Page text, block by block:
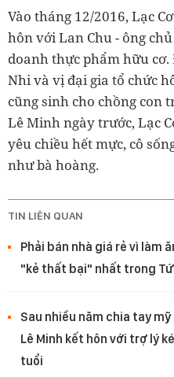
Vào tháng 12/2016, Lạc
hôn với Lan Chu - ông
doanh thực phẩm hữu cơ.
Nhi và vị đại gia tổ chức
cũng sinh cho chồng con
Lê Minh ngày trước, Lạc
yêu chiều hết mực, cô
như bà hoàng.
TIN LIÊN QUAN
Phải bán nhà giá rẻ vì làm
"kẻ thất bại" nhất trong
Sau nhiều năm chia tay
Lê Minh kết hôn với trợ lý
tuổi